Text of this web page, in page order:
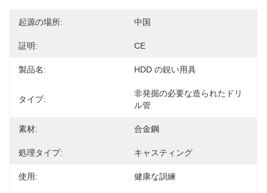
起源の場所: 中国
証明: CE
製品名: HDD の鋭い用具
タイプ:
非発掘の必要な造られたドリ
ル管
素材: 合金鋼
処理タイプ: キャスティング
使用: 健康な訓練